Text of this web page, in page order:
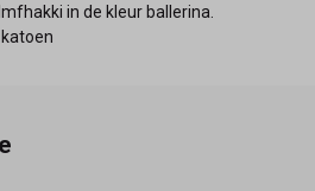
in de kleur ballerina.